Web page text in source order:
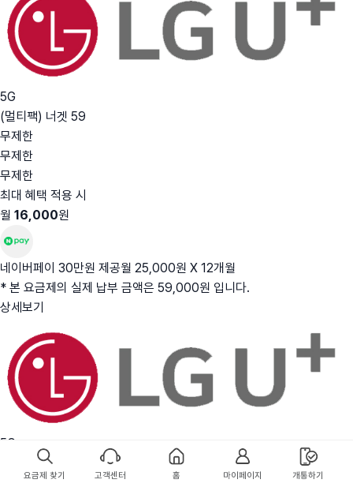
5G
(멀티팩) 너겟 59
무제한
무제한
무제한
최대 혜택 적용 시
월 16,000원
네이버페이 30만원 제공월 25,000원 X 12개월
* 본 요금제의 실제 납부 금액은 59,000원 입니다.
상세보기
5G
(주유편의점) 너겟69
무제한요금제 찾기 고객센터 홈 마이페이지 개통하기